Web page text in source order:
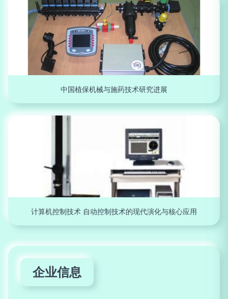
中国植保机械与施药技术研究进展
计算机控制技术 自动控制技术的现代演化与核心应用
企业信息